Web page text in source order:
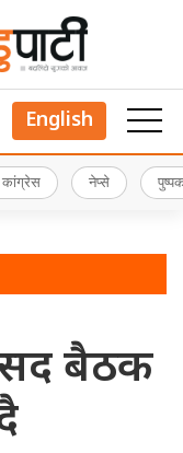
English
कांग्रेस नेप्से
बैठक